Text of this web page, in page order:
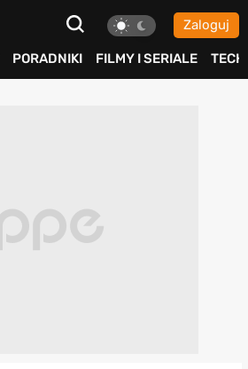
Zaloguj
PORADNIKI FILMY I SERIALE TECH